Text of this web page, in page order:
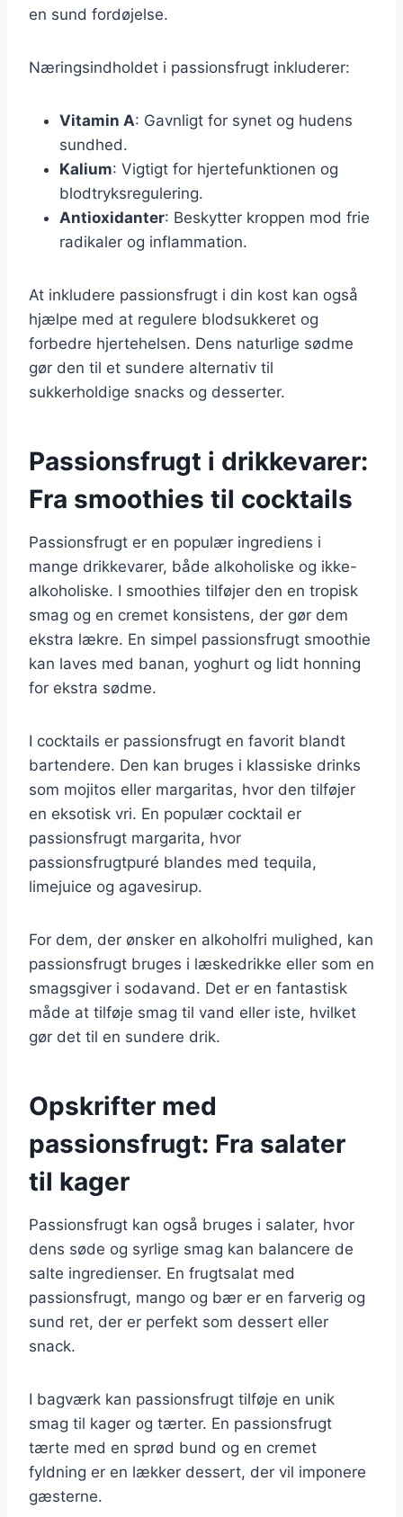
en sund fordøjelse.
Næringsindholdet i passionsfrugt inkluderer:
Vitamin A: Gavnligt for synet og hudens
sundhed.
Kalium: Vigtigt for hjertefunktionen og
blodtryksregulering.
Antioxidanter: Beskytter kroppen mod frie
radikaler og inflammation.
At inkludere passionsfrugt i din kost kan også
hjælpe med at regulere blodsukkeret og
forbedre hjertehelsen. Dens naturlige sødme
gør den til et sundere alternativ til
sukkerholdige snacks og desserter.
Passionsfrugt i drikkevarer:
Fra smoothies til cocktails
Passionsfrugt er en populær ingrediens i
mange drikkevarer, både alkoholiske og ikke-
alkoholiske. I smoothies tilføjer den en tropisk
smag og en cremet konsistens, der gør dem
ekstra lækre. En simpel passionsfrugt smoothie
kan laves med banan, yoghurt og lidt honning
for ekstra sødme.
I cocktails er passionsfrugt en favorit blandt
bartendere. Den kan bruges i klassiske drinks
som mojitos eller margaritas, hvor den tilføjer
en eksotisk vri. En populær cocktail er
passionsfrugt margarita, hvor
passionsfrugtpuré blandes med tequila,
limejuice og agavesirup.
For dem, der ønsker en alkoholfri mulighed, kan
passionsfrugt bruges i læskedrikke eller som en
smagsgiver i sodavand. Det er en fantastisk
måde at tilføje smag til vand eller iste, hvilket
gør det til en sundere drik.
Opskrifter med
passionsfrugt: Fra salater
til kager
Passionsfrugt kan også bruges i salater, hvor
dens søde og syrlige smag kan balancere de
salte ingredienser. En frugtsalat med
passionsfrugt, mango og bær er en farverig og
sund ret, der er perfekt som dessert eller
snack.
I bagværk kan passionsfrugt tilføje en unik
smag til kager og tærter. En passionsfrugt
tærte med en sprød bund og en cremet
fyldning er en lækker dessert, der vil imponere
gæsterne.